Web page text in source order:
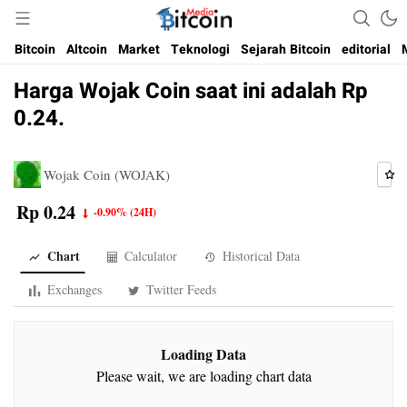
Bitcoin Media Indonesia
Media Bitcoin dan Cryptocurrency, dan Blockchain di Indonesia
Bitcoin Altcoin Market Teknologi Sejarah Bitcoin editorial
Harga Wojak Coin saat ini adalah Rp
0.24.
Wojak Coin (WOJAK)
Rp 0.24 -0.90%(24H)
Chart Calculator
Historical Data
Exchanges
Twitter Feeds
Loading Data
Please wait, we are loading chart data